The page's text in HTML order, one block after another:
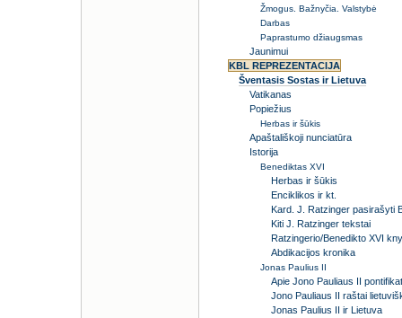
Žmogus. Bažnyčia. Valstybė
Darbas
Paprastumo džiaugsmas
Jaunimui
KBL REPREZENTACIJA
Šventasis Sostas ir Lietuva
Vatikanas
Popiežius
Herbas ir šūkis
Apaštališkoji nunciatūra
Istorija
Benediktas XVI
Herbas ir šūkis
Enciklikos ir kt.
Kard. J. Ratzinger pasirašyti
Kiti J. Ratzinger tekstai
Ratzingerio/Benedikto XVI
Abdikacijos kronika
Jonas Paulius II
Apie Jono Pauliaus II
Jono Pauliaus II raštai
Jonas Paulius II ir Lietuva